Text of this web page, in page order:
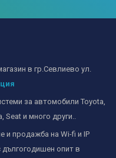
в гр.Севлиево ул.
за автомобили Toyota,
Seat и много други..
и продажба на Wi-fi и IP
опит в